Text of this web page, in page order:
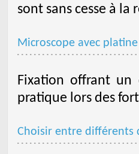
sont sans cesse à
Microscope avec platine
Fixation offrant un
pratique lors des
Choisir entre différents